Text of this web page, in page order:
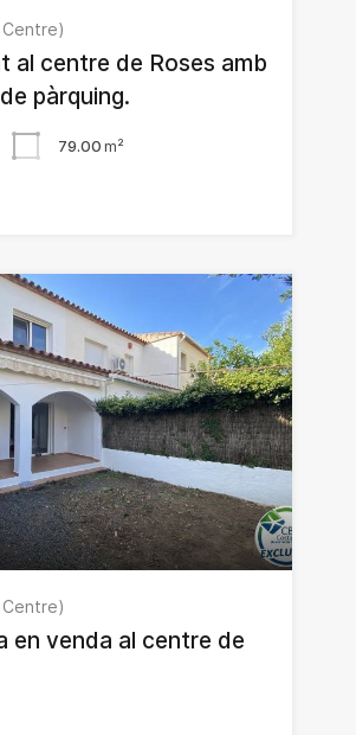
Centre)
al centre de Roses amb
pàrquing.
79.00m²
Centre)
en venda al centre de